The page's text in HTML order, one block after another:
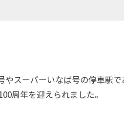
やスーパーいなば号の停車駅で
周年を迎えられました。